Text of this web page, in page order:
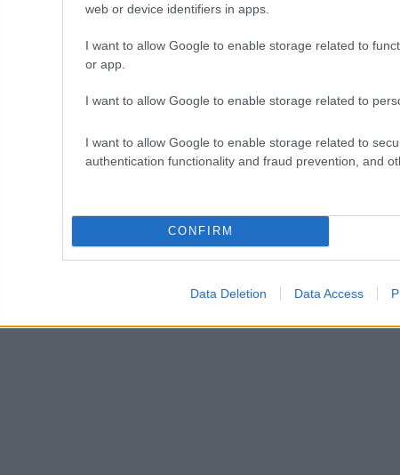
web or device identifiers in apps.
I want to allow Google to enable storage related to
or app.
I want to allow Google to enable storage related to
I want to allow Google to enable storage related to
authentication functionality and fraud prevention, and
CONFIRM
Data Deletion Data Access
Tetszik 0
• Tetszett a bejegyzés?Iratkozz fel!
gázvezeték